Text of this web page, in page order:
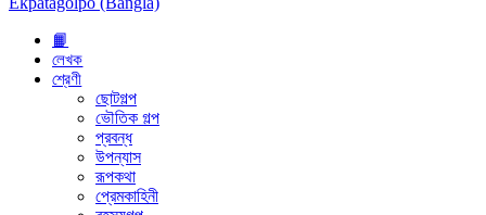
📙
লেখক
শ্রেণী
ছোটগল্প
ভৌতিক গল্প
প্রবন্ধ
উপন্যাস
রূপকথা
প্রেমকাহিনী